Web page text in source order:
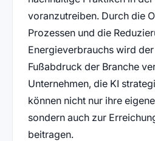
voranzutreiben. Durch die
Prozessen und die
Energieverbrauchs wird
Fußabdruck der Branche
Unternehmen, die KI
können nicht nur ihre
sondern auch zur
beitragen.